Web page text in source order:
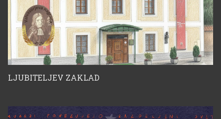
LJUBITELJEV ZAKLAD